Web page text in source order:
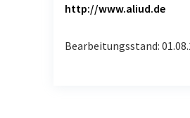
http://www.aliud.de
Bearbeitungsstand: